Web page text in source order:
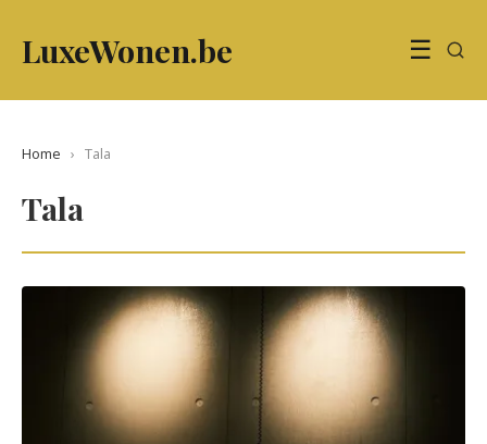
LuxeWonen.be ☰
Home › Tala
Tala